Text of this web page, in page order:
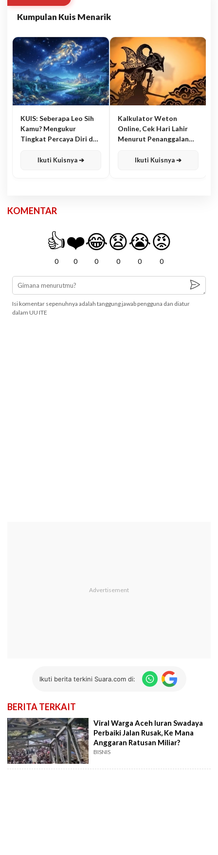
Kumpulan Kuis Menarik
KUIS: Seberapa Leo Sih
Kamu? Mengukur
Tingkat Percaya Diri dan
Ikuti Kuisnya ➔
Kalkulator Weton
Online, Cek Hari Lahir
Menurut Penanggalan
Ikuti Kuisnya ➔
KOMENTAR
👍
0
❤️
0
😂
0
😧
0
😭
0
😡
0
Isi komentar sepenuhnya adalah tanggung jawab pengguna dan diatur
dalam UU ITE
Ikuti berita terkini Suara.com di:
BERITA TERKAIT
Viral Warga Aceh Iuran Swadaya
Perbaiki Jalan Rusak, Ke Mana
Anggaran Ratusan Miliar?
BISNIS